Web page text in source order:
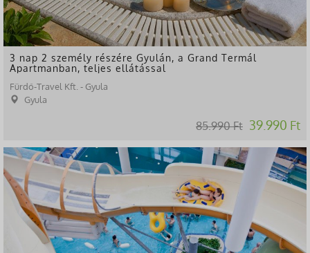
3 nap 2 személy részére Gyulán, a Grand Termál
Apartmanban, teljes ellátással
Fürdő-Travel Kft. - Gyula
Gyula
85.990 Ft 39.990 Ft
-49%